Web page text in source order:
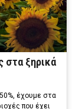
στα ξηρικά
έχουμε στα
που έχει